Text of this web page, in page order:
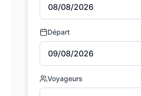
08/08/2026
Départ
09/08/2026
Voyageurs